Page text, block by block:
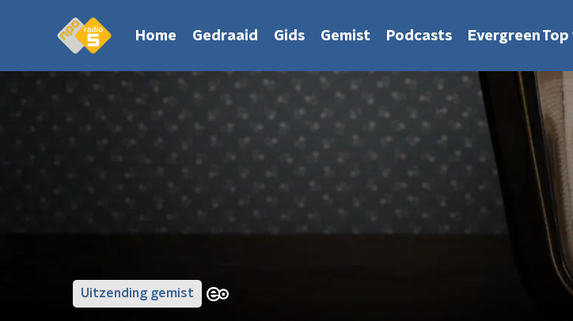
Home Gedraaid Gids Gemist Podcasts Evergreen
Uitzending gemist